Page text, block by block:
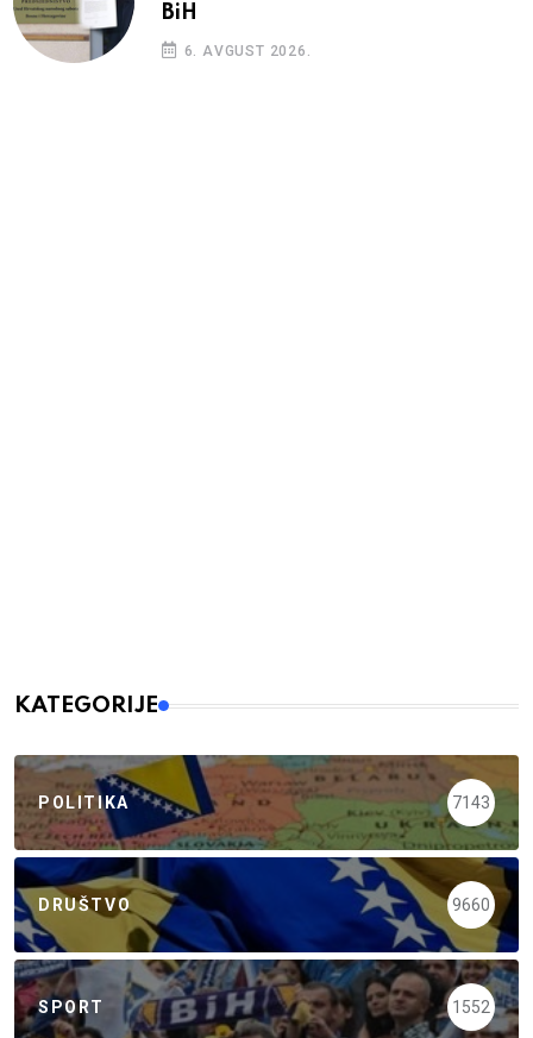
BiH
6. AVGUST 2026.
KATEGORIJE
POLITIKA 7143
DRUŠTVO 9660
SPORT 1552